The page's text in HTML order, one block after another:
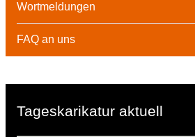
Wortmeldungen
FAQ an uns
Tageskarikatur aktuell